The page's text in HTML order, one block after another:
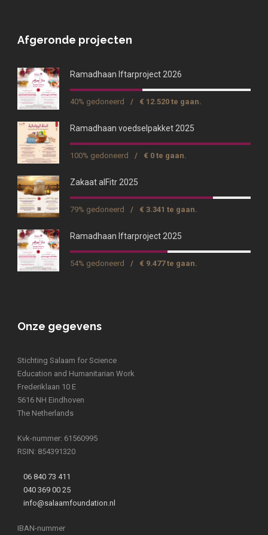
Afgeronde projecten
Ramadhaan Iftarproject 2026
40% gedoneerd / € 12.520 te gaan.
Ramadhaan voedselpakket 2025
100% gedoneerd / € 0 te gaan.
Zakaat alFitr 2025
79% gedoneerd / € 3.341 te gaan.
Ramadhaan Iftarproject 2025
54% gedoneerd / € 9.477 te gaan.
Onze gegevens
Stichting Salaam for Science
Education and Humanitarian Work
Frederiklaan 10 E
5616 NH Eindhoven
The Netherlands
Kvk-nummer: 61560995
RSIN: 854391320
06 840 73 411
040 369 00 25
info@salaamfoundation.nl
IBAN-nummer